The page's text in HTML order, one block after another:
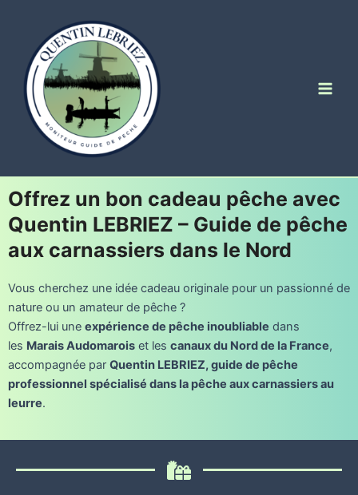
contenu
Offrez un bon cadeau pêche avec
Quentin LEBRIEZ – Guide de pêche
aux carnassiers dans le Nord
Vous cherchez une idée cadeau originale pour un passionné de
nature ou un amateur de pêche ?
Offrez-lui une expérience de pêche inoubliable dans
les Marais Audomarois et les canaux du Nord de la France,
accompagnée par Quentin LEBRIEZ, guide de pêche
professionnel spécialisé dans la pêche aux carnassiers au
leurre.